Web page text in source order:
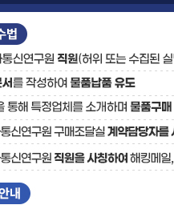
감사결과공개